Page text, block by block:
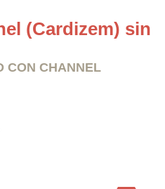
(Cardizem) sin
CON CHANNEL